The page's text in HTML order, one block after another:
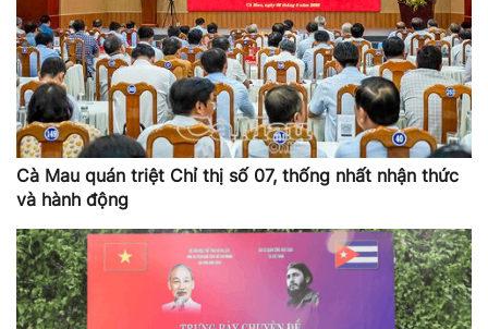
Cà Mau quán triệt Chỉ thị số 07, thống nhất nhận thức
và hành động